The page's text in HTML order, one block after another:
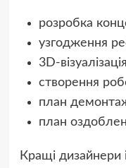
розробка
узгодження
3D-
створення
план
план
Кращі дизайнери